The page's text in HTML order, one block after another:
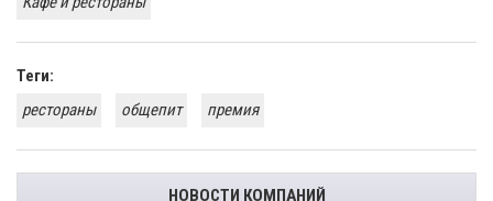
Теги:
рестораны
общепит премия
НОВОСТИ КОМПАНИЙ